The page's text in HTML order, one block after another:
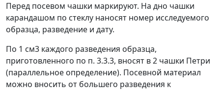
Перед посевом чашки маркируют. На дно чашки
карандашом по стеклу наносят номер исследуемого
образца, разведение и дату.
По 1 см3 каждого разведения образца,
приготовленного по п. 3.3.3, вносят в 2 чашки Петри
(параллельное определение). Посевной материал
можно вносить от большего разведения к